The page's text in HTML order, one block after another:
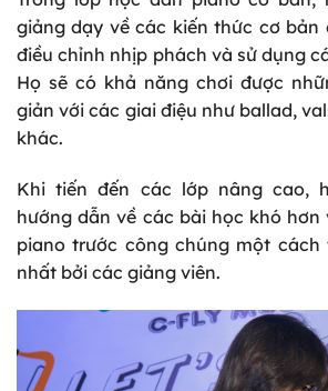
giảng dạy về các kiến thức cơ bản
điều chỉnh nhịp phách và sử dụng
Họ sẽ có khả năng chơi được
giản với các giai điệu như ballad,
khác.
Khi tiến đến các lớp nâng cao,
hướng dẫn về các bài học khó hơn
piano trước công chúng một
nhất bởi các giảng viên.